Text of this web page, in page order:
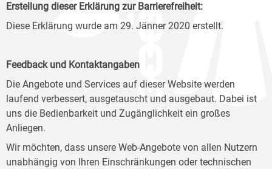
Erstellung dieser Erklärung zur Barrierefreiheit:
Diese Erklärung wurde am 29. Jänner 2020 erstellt.
Feedback und Kontaktangaben
Die Angebote und Services auf dieser Website werden
laufend verbessert, ausgetauscht und ausgebaut. Dabei ist
uns die Bedienbarkeit und Zugänglichkeit ein großes
Anliegen.
Wir möchten, dass unsere Web-Angebote von allen Nutzern
unabhängig von Ihren Einschränkungen oder technischen